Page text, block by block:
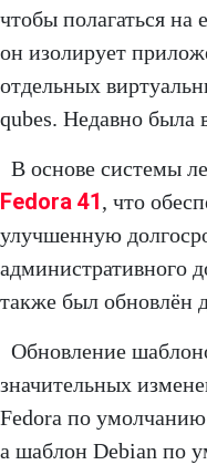
чтобы полагаться
он изолирует
отдельных
qubes. Недавно была
В основе системы
Fedora 41, что
улучшенную
административного
также был обновлён
Обновление
значительных
Fedora по
а шаблон Debian по